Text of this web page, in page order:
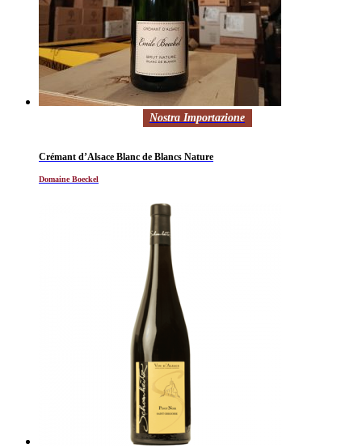
Nostra Importazione
Crémant d’Alsace Blanc de Blancs Nature
Domaine Boeckel